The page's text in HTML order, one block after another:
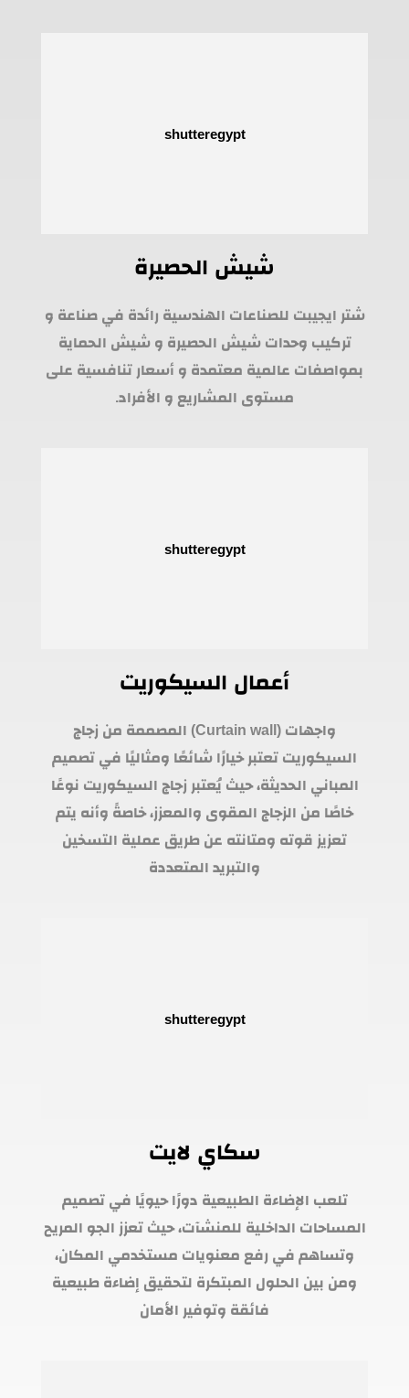
شيش الحصيرة
شتر ايجيبت للصناعات الهندسية رائدة في صناعة و
تركيب وحدات شيش الحصيرة و شيش الحماية
بمواصفات عالمية معتمدة و أسعار تنافسية على
مستوى المشاريع و الأفراد.
أعمال السيكوريت
واجهات (Curtain wall) المصممة من زجاج
السيكوريت تعتبر خيارًا شائعًا ومثاليًا في تصميم
المباني الحديثة، حيث يُعتبر زجاج السيكوريت نوعًا
خاصًا من الزجاج المقوى والمعزز، خاصةً وأنه يتم
تعزيز قوته ومتانته عن طريق عملية التسخين
والتبريد المتعددة
سكاي لايت
تلعب الإضاءة الطبيعية دورًا حيويًا في تصميم
المساحات الداخلية للمنشآت، حيث تعزز الجو المريح
وتساهم في رفع معنويات مستخدمي المكان،
ومن بين الحلول المبتكرة لتحقيق إضاءة طبيعية
فائقة وتوفير الأمان